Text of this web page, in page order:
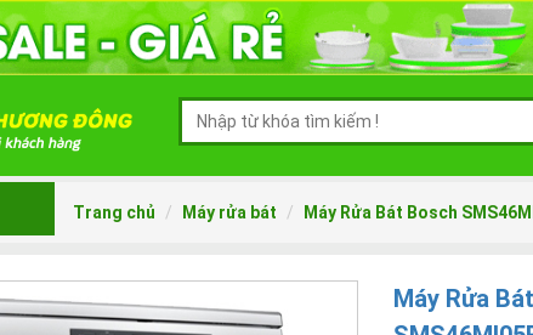
Trang chủ Máy rửa bát Máy Rửa Bát Bosch
Máy Rửa